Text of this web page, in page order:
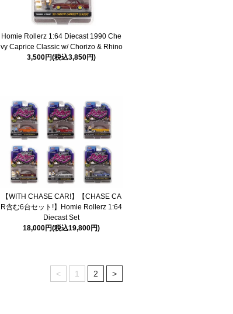
Homie Rollerz 1:64 Diecast 1990 Che
vy Caprice Classic w/ Chorizo & Rhino
3,500円(税込3,850円)
【WITH CHASE CAR!】【CHASE CA
R含む6台セット!】Homie Rollerz 1:64
Diecast Set
18,000円(税込19,800円)
< 1 2 >